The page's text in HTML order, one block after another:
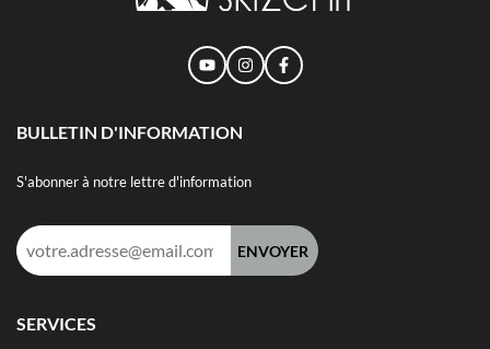
BULLETIN D'INFORMATION
S'abonner à notre lettre d'information
Adresse
e-
SERVICES